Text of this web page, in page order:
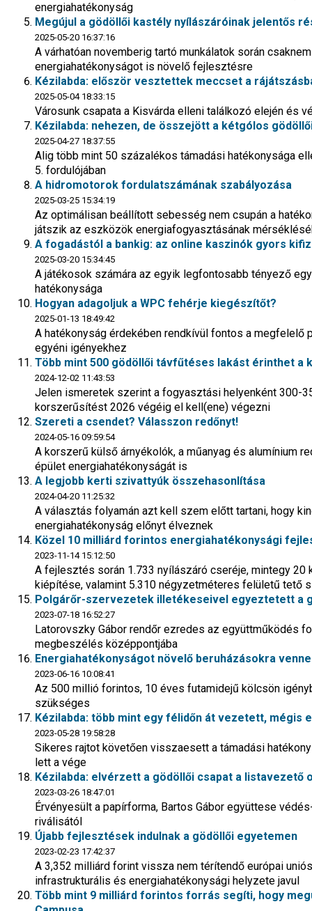
energiahatékonyság
Megújul a gödöllői kastély nyílászáróinak jelentős
2025-05-20 16:37:16
A várhatóan novemberig tartó munkálatok során
energiahatékonyságot is növelő fejlesztésre
Kézilabda: először vesztettek meccset a
2025-05-04 18:33:15
Városunk csapata a Kisvárda elleni találkozó elején és
Kézilabda: nehezen, de összejött a kétgólos
2025-04-27 18:37:55
Alig több mint 50 százalékos támadási hatékonysága
5. fordulójában
A hidromotorok fordulatszámának szabályozása
2025-03-25 15:34:19
Az optimálisan beállított sebesség nem csupán a
játszik az eszközök energiafogyasztásának
A fogadástól a bankig: az online kaszinók gyors
2025-03-20 15:34:45
A játékosok számára az egyik legfontosabb tényező
hatékonysága
Hogyan adagoljuk a WPC fehérje kiegészítőt?
2025-01-13 18:49:42
A hatékonyság érdekében rendkívül fontos a
egyéni igényekhez
Több mint 500 gödöllői távfűtéses lakást érinthet
2024-12-02 11:43:53
Jelen ismeretek szerint a fogyasztási helyenként 300-
korszerűsítést 2026 végéig el kell(ene) végezni
Szereti a csendet? Válasszon redőnyt!
2024-05-16 09:59:54
A korszerű külső árnyékolók, a műanyag és alumínium
épület energiahatékonyságát is
A legjobb kerti szivattyúk összehasonlítása
2024-04-20 11:25:32
A választás folyamán azt kell szem előtt tartani, hogy
energiahatékonyság előnyt élveznek
Közel 10 milliárd forintos energiahatékonysági
2023-11-14 15:12:50
A fejlesztés során 1.733 nyílászáró cseréje, mintegy
kiépítése, valamint 5.310 négyzetméteres felületű tető
Polgárőr-szervezetek illetékeseivel egyeztetett a
2023-07-18 16:52:27
Latorovszky Gábor rendőr ezredes az együttműködés
megbeszélés középpontjába
Energiahatékonyságot növelő beruházásokra
2023-06-16 10:08:41
Az 500 millió forintos, 10 éves futamidejű kölcsön
szükséges
Kézilabda: több mint egy félidőn át vezetett, mégis
2023-05-28 19:58:28
Sikeres rajtot követően visszaesett a támadási
lett a vége
Kézilabda: elvérzett a gödöllői csapat a listavezető
2023-03-26 18:47:01
Érvényesült a papírforma, Bartos Gábor együttese
riválisától
Újabb fejlesztések indulnak a gödöllői egyetemen
2023-02-23 17:42:37
A 3,352 milliárd forint vissza nem térítendő európai
infrastrukturális és energiahatékonysági helyzete javul
Több mint 9 milliárd forintos forrás segíti, hogy